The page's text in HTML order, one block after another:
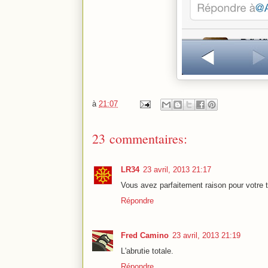
à 21:07
23 commentaires:
LR34 23 avril, 2013 21:17
Vous avez parfaitement raison pour votre
Répondre
Fred Camino 23 avril, 2013 21:19
L'abrutie totale.